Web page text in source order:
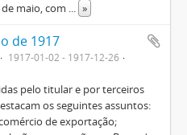
maio, com ... »
de 1917
1917-01-02 - 1917-12-26
pelo titular e por terceiros
os seguintes assuntos:
de exportação;